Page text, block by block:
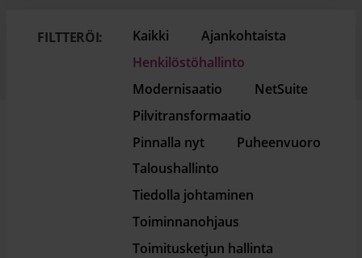
FILTTERÖI: Kaikki
Ajankohtaista
Henkilöstöhallinto
Modernisaatio
NetSuite
Pilvitransformaatio
Pinnalla nyt
Puheenvuoro
Taloushallinto
Tiedolla johtaminen
Toiminnanohjaus
Toimitusketjun hallinta